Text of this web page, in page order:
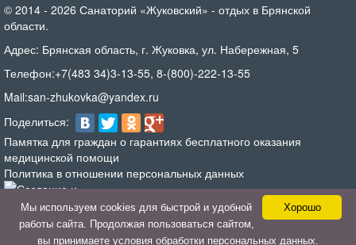
© 2014 - 2026 Санаторий «Жуковский» - отдых в Брянской
области.
Адрес: Брянская область, г. Жуковка, ул. Набережная, 5
Телефон:+7(483 34)3-13-55, 8-(800)-222-13-55
Mail:san-zhukovka@yandex.ru
Поделиться:
Памятка для граждан о гарантиях бесплатного оказания
медицинской помощи
Политика в отношении персональных данных
- Продвижение сайтов
Хорошо
Мы используем cookies для быстрой и удобной
работы сайта. Продолжая пользоваться сайтом,
вы принимаете условия обработки персональных данных.